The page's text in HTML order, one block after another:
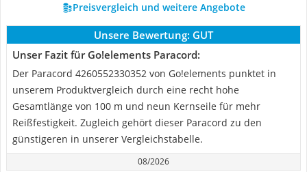
Preisvergleich und weitere Angebote
Unsere Bewertung: GUT
Unser Fazit für Go!elements Paracord:
‎Der Paracord 4260552330352 von Go!elements punktet in
unserem Produktvergleich durch eine recht hohe
Gesamtlänge von 100 m und neun Kernseile für mehr
Reißfestigkeit. Zugleich gehört dieser Paracord zu den
günstigeren in unserer Vergleichstabelle.
08/2026